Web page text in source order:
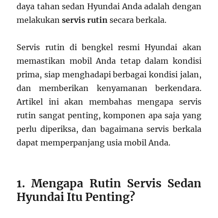
daya tahan sedan Hyundai Anda adalah dengan
melakukanservis rutin secara berkala.
Servis rutin di bengkel resmi Hyundai akan
memastikan mobil Anda tetap dalam kondisi
prima, siap menghadapi berbagai kondisi jalan,
dan memberikan kenyamanan berkendara.
Artikel ini akan membahas mengapa servis
rutin sangat penting, komponen apa saja yang
perlu diperiksa, dan bagaimana servis berkala
dapat memperpanjang usia mobil Anda.
1. Mengapa Rutin Servis Sedan
Hyundai Itu Penting?